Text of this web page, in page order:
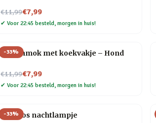
€11,99
Nu voor€7,99
✔ Voor 22:45 besteld, morgen in huis!
-33%
Dierenmok met koekvakje – Hond
€11,99
Nu voor€7,99
✔ Voor 22:45 besteld, morgen in huis!
-33%
Mini vos nachtlampje